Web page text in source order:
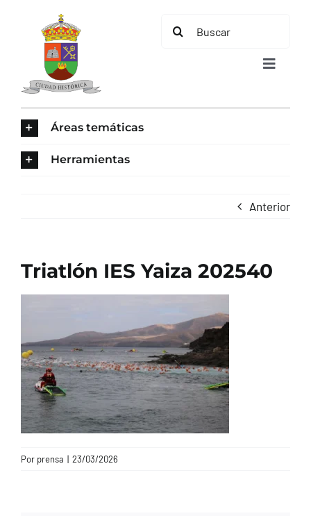
contenido
Buscar:
Toggle
Áreas temáticas
Herramientas
Anterior
Triatlón IES Yaiza 202540
Por prensa | 23/03/2026